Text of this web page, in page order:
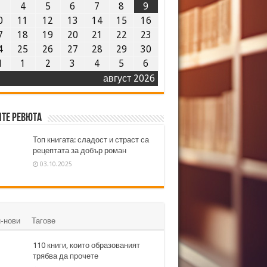
август 2026
4 5 6 7 8
9
11 12 13 14 15
16
18 19 20 21 22
23
25 26 27 28 29
30
1 2 3 4 5 6
ревюта
Топ книгата: сладост и страст са
рецептата за добър роман
03.10.2025
нови Тагове
110 книги, които образованият
трябва да прочете